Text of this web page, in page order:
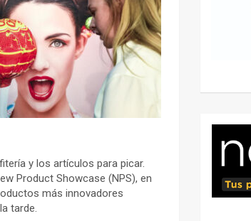
y los artículos para picar.
Product Showcase (NPS), en
más innovadores
tarde.